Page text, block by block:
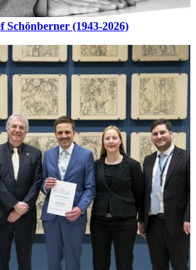
(1943-2026)